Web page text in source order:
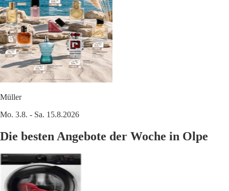
Müller
Mo. 3.8. - Sa. 15.8.2026
Die besten Angebote der Woche in Olpe